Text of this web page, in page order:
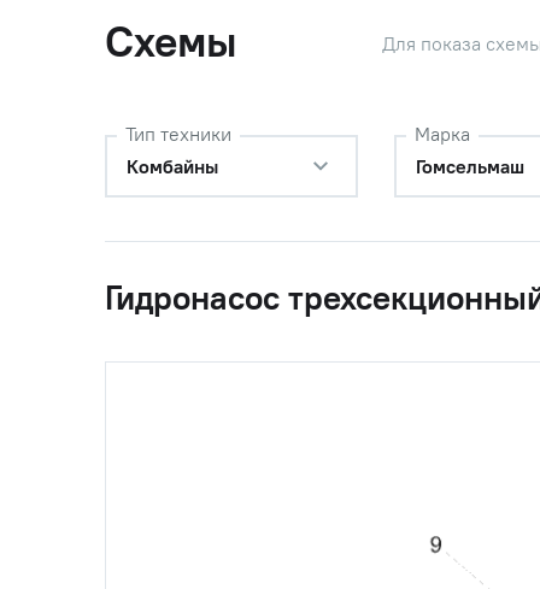
Схемы Для показа
Тип техники
Комбайны
Марка
Гомсельмаш
Гидронасос
0 КГС0108010А